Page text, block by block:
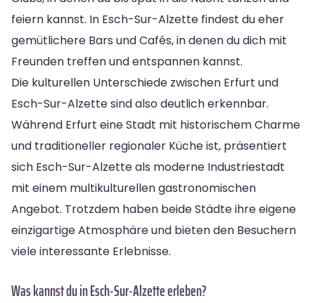
feiern kannst. In Esch-Sur-Alzette findest du eher
gemütlichere Bars und Cafés, in denen du dich mit
Freunden treffen und entspannen kannst.
Die kulturellen Unterschiede zwischen Erfurt und
Esch-Sur-Alzette sind also deutlich erkennbar.
Während Erfurt eine Stadt mit historischem Charme
und traditioneller regionaler Küche ist, präsentiert
sich Esch-Sur-Alzette als moderne Industriestadt
mit einem multikulturellen gastronomischen
Angebot. Trotzdem haben beide Städte ihre eigene
einzigartige Atmosphäre und bieten den Besuchern
viele interessante Erlebnisse.
Was kannst du in Esch-Sur-Alzette erleben?